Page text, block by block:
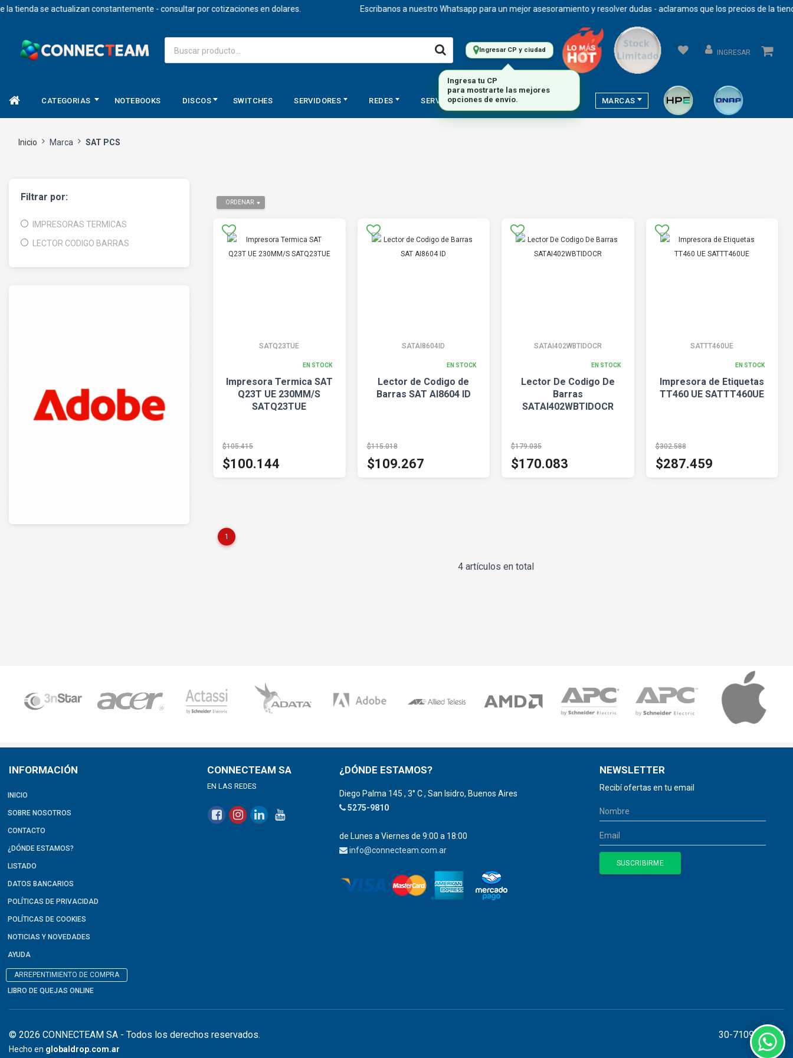
se actualizan constantemente - consultar por cotizaciones en dolares. Escribanos a nuestro Whatsapp para un mejor asesoramiento y resolver dudas - aclaramos que los precios de la
Ingresar CP y ciudad INGRESAR
CATEGORIAS NOTEBOOKS DISCOS SWITCHES SERVIDORES REDES SERVICIOS STORAGE MARCAS
Inicio Marca SAT PCS
Filtrar por:
IMPRESORAS TERMICAS
LECTOR CODIGO BARRAS
ORDENAR
SATQ23TUE
EN STOCK
Impresora Termica SAT
Q23T UE 230MM/S
SATQ23TUE
$105.415
$100.144
SATAI8604ID
EN STOCK
Lector de Codigo de
Barras SAT AI8604 ID
$115.018
$109.267
SATAI402WBTIDOCR
EN STOCK
Lector De Codigo De
Barras
SATAI402WBTIDOCR
$179.035
$170.083
SATTT460UE
EN STOCK
Impresora de Etiquetas
TT460 UE SATTT460UE
$302.588
$287.459
1
4 artículos en total
INFORMACIÓN
INICIO
SOBRE NOSOTROS
CONTACTO
¿DÓNDE ESTAMOS?
LISTADO
DATOS BANCARIOS
POLÍTICAS DE PRIVACIDAD
POLÍTICAS DE COOKIES
NOTICIAS Y NOVEDADES
AYUDA
ARREPENTIMIENTO DE COMPRA
LIBRO DE QUEJAS ONLINE
CONNECTEAM SA
EN LAS REDES
¿DÓNDE ESTAMOS?
Diego Palma 145 , 3° C , San Isidro, Buenos Aires
5275-9810
de Lunes a Viernes de 9:00 a 18:00
info@connecteam.com.ar
NEWSLETTER
Recibí ofertas en tu email
© 2026 CONNECTEAM SA - Todos los derechos reservados.
Hecho en globaldrop.com.ar
30-71098155-4